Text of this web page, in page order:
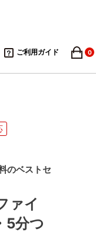
ご利用ガイド 0
のベストセ
ァイ
5分つ